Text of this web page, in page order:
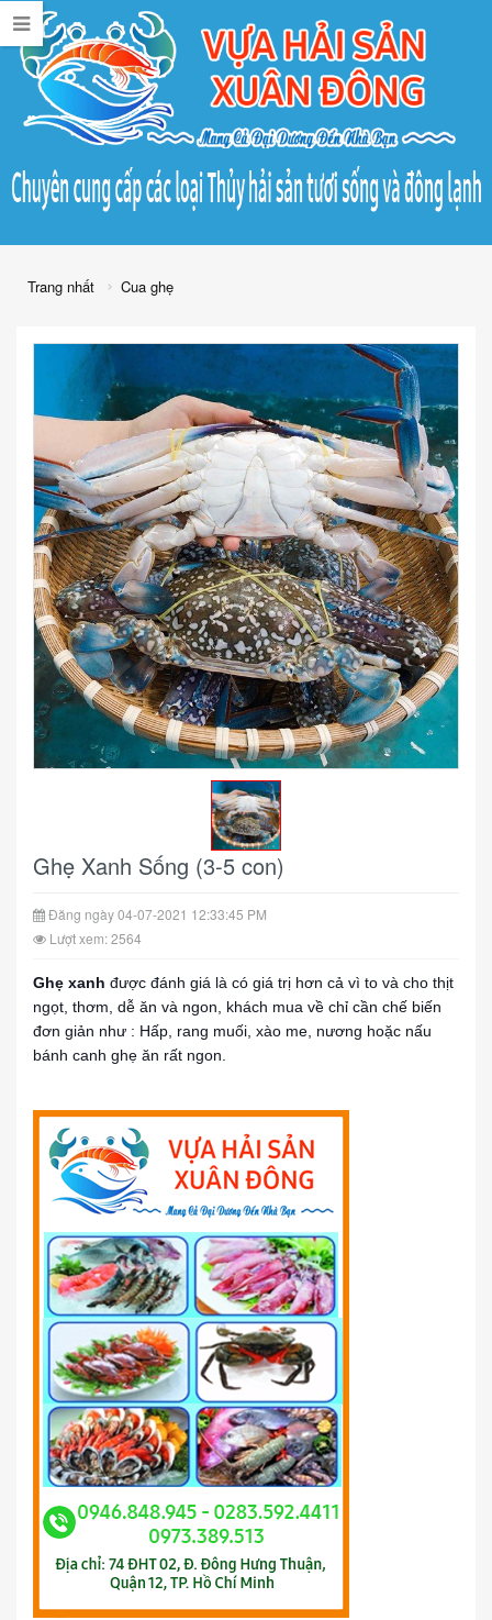
Trang nhất Cua ghẹ
Ghẹ Xanh Sống (3-5 con)
Đăng ngày 04-07-2021 12:33:45 PM
Lượt xem: 2564
Ghẹ xanh được đánh giá là có giá trị hơn cả vì to và cho thịt
ngọt, thơm, dễ ăn và ngon, khách mua về chỉ cần chế biến
đơn giản như : Hấp, rang muối, xào me, nương hoặc nấu
bánh canh ghẹ ăn rất ngon.